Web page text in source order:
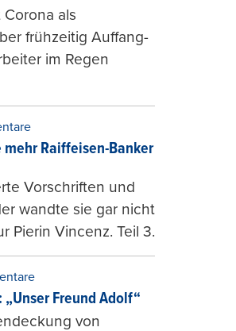
als
frühzeitig Auffang-
im Regen
Raiffeisen-Banker
Vorschriften und
wandte sie gar nicht
Pierin Vincenz. Teil 3.
Freund Adolf“
von